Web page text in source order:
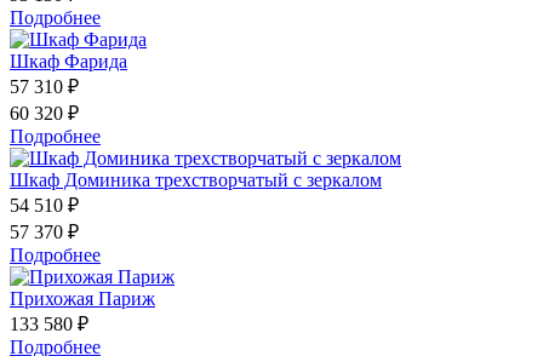
Подробнее
Шкаф Фарида
57 310 ₽
60 320 ₽
Подробнее
Шкаф Доминика трехстворчатый с зеркалом
54 510 ₽
57 370 ₽
Подробнее
Прихожая Париж
133 580 ₽
Подробнее